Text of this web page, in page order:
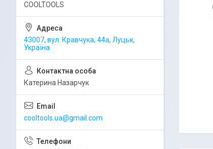
COOLTOOLS
43007, вул. Кравчука, 44а, Луцьк,
Україна
Катерина Назарчук
cooltools.ua@gmail.com